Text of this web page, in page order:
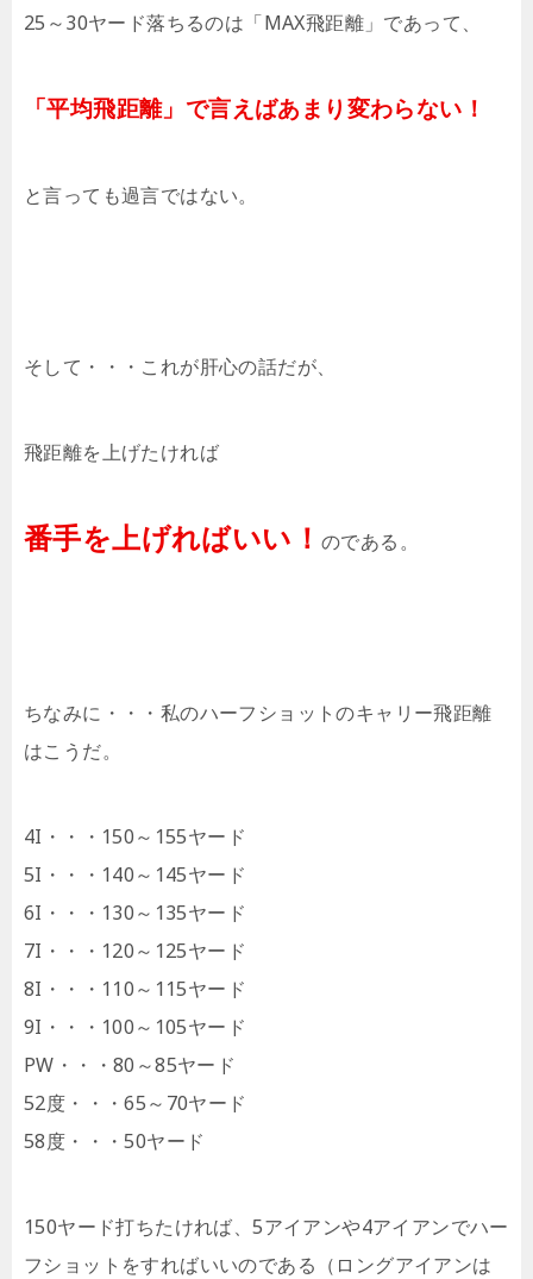
25～30ヤード落ちるのは「MAX飛距離」であって、
「平均飛距離」で言えばあまり変わらない！
と言っても過言ではない。
そして・・・これが肝心の話だが、
飛距離を上げたければ
番手を上げればいい！ のである。
ちなみに・・・私のハーフショットのキャリー飛距離
はこうだ。
4I・・・150～155ヤード
5I・・・140～145ヤード
6I・・・130～135ヤード
7I・・・120～125ヤード
8I・・・110～115ヤード
9I・・・100～105ヤード
PW・・・80～85ヤード
52度・・・65～70ヤード
58度・・・50ヤード
150ヤード打ちたければ、5アイアンや4アイアンでハー
フショットをすればいいのである（ロングアイアンは